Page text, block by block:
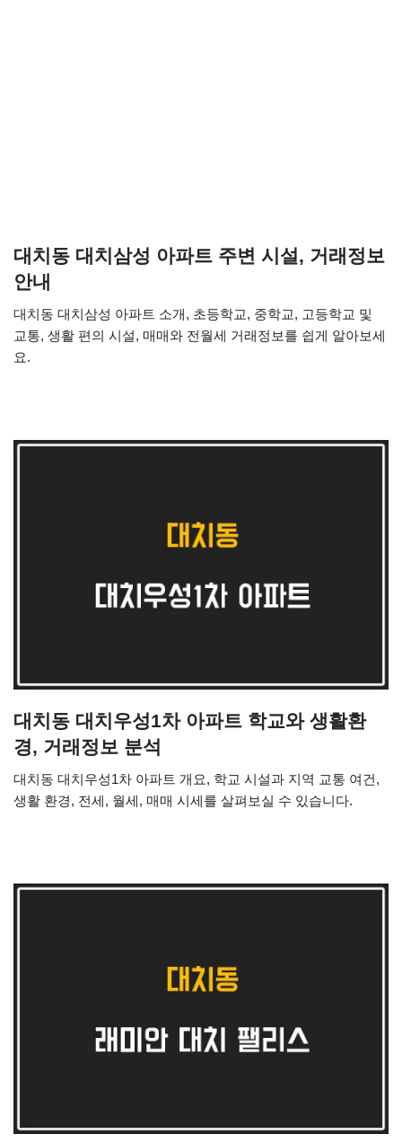
대치동 대치삼성 아파트 주변 시설, 거래정보
안내
대치동 대치삼성 아파트 소개, 초등학교, 중학교, 고등학교 및
교통, 생활 편의 시설, 매매와 전월세 거래정보를 쉽게 알아보세
요.
대치동 대치우성1차 아파트 학교와 생활환
경, 거래정보 분석
대치동 대치우성1차 아파트 개요, 학교 시설과 지역 교통 여건,
생활 환경, 전세, 월세, 매매 시세를 살펴보실 수 있습니다.